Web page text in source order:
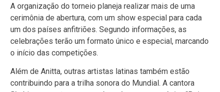
A organização do torneio planeja realizar mais de uma
cerimônia de abertura, com um show especial para cada
um dos países anfitriões. Segundo informações, as
celebrações terão um formato único e especial, marcando
o início das competições.
Além de Anitta, outras artistas latinas também estão
contribuindo para a trilha sonora do Mundial. A cantora